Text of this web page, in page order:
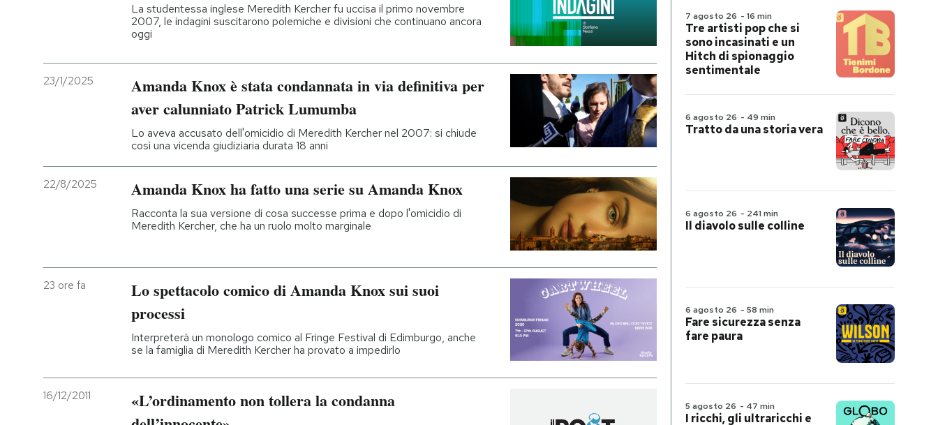
La studentessa inglese Meredith Kercher fu uccisa il primo novembre
2007, le indagini suscitarono polemiche e divisioni che continuano ancora
oggi
23/1/2025
Amanda Knox è stata condannata in via definitiva per
aver calunniato Patrick Lumumba
Lo aveva accusato dell'omicidio di Meredith Kercher nel 2007: si chiude
così una vicenda giudiziaria durata 18 anni
22/8/2025 Amanda Knox ha fatto una serie su Amanda Knox
Racconta la sua versione di cosa successe prima e dopo l'omicidio di
Meredith Kercher, che ha un ruolo molto marginale
23 ore fa
Lo spettacolo comico di Amanda Knox sui suoi
processi
Interpreterà un monologo comico al Fringe Festival di Edimburgo, anche
se la famiglia di Meredith Kercher ha provato a impedirlo
16/12/2011
«L’ordinamento non tollera la condanna
7 agosto 26 - 16 min
Tre artisti pop che si
sono incasinati e un
Hitch di spionaggio
sentimentale
6 agosto 26 - 49 min
Tratto da una storia vera
6 agosto 26 - 241 min
Il diavolo sulle colline
6 agosto 26 - 58 min
Fare sicurezza senza
fare paura
5 agosto 26 - 47 min
I ricchi, gli ultraricchi e